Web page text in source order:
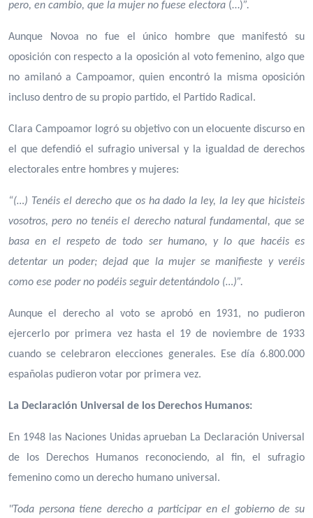
pero, en cambio, que la mujer no fuese electora (…)”.
Aunque Novoa no fue el único hombre que manifestó su
oposición con respecto a la oposición al voto femenino, algo que
no amilanó a Campoamor, quien encontró la misma oposición
incluso dentro de su propio partido, el Partido Radical.
Clara Campoamor logró su objetivo con un elocuente discurso en
el que defendió el sufragio universal y la igualdad de derechos
electorales entre hombres y mujeres:
“(…) Tenéis el derecho que os ha dado la ley, la ley que hicisteis
vosotros, pero no tenéis el derecho natural fundamental, que se
basa en el respeto de todo ser humano, y lo que hacéis es
detentar un poder; dejad que la mujer se manifieste y veréis
como ese poder no podéis seguir detentándolo (…)”.
Aunque el derecho al voto se aprobó en 1931, no pudieron
ejercerlo por primera vez hasta el 19 de noviembre de 1933
cuando se celebraron elecciones generales. Ese día 6.800.000
españolas pudieron votar por primera vez.
La Declaración Universal de los Derechos Humanos:
En 1948 las Naciones Unidas aprueban La Declaración Universal
de los Derechos Humanos reconociendo, al fin, el sufragio
femenino como un derecho humano universal.
"Toda persona tiene derecho a participar en el gobierno de su